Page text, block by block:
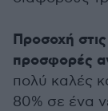
Προσοχή
προσφορές
πολύ καλές
80% σε ένα